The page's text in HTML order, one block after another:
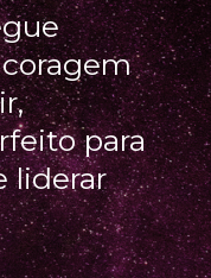
para
liderar